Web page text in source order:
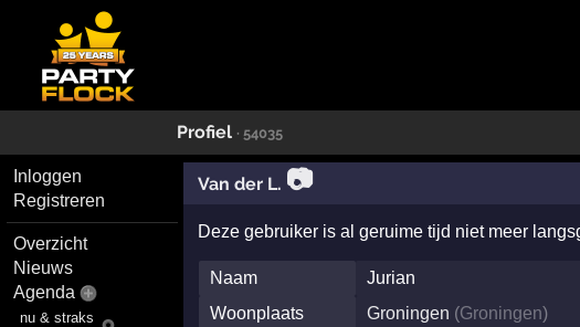
Profiel · 54035
Inloggen
Registreren
Overzicht
Nieuws
Agenda
nu & straks
Van der L. 📷
Deze gebruiker is al geruime tijd niet meer
Naam
Jurian
Woonplaats
Groningen (Groningen)